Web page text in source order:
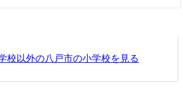
校以外の八戸市の小学校を見る